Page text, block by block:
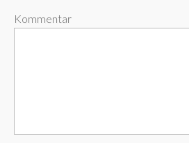
Kommentar